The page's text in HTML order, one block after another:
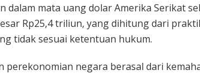
mata uang dolar Amerika Serikat
Rp25,4 triliun, yang dihitung dari
tidak sesuai ketentuan hukum.
perekonomian negara berasal dari